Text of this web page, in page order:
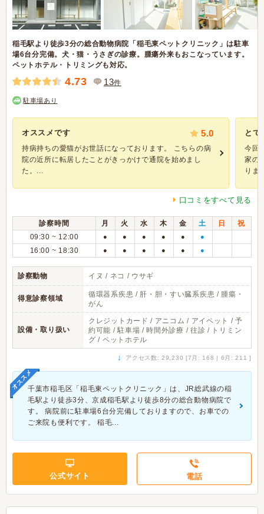
稲毛駅より徒歩3分の総合動物病院「稲毛東ペットクリニック」は駐車
場6台分完備。犬・猫・うさぎの診療。腫瘍外来もおこなっています。
ペットホテル・トリミングも対応。
4.73 13件
駐車場あり
オススメです 5.0
持病持ちの愛猫がお世話になっております。 こちらの病
院の近所に転居したことがきっかけで通院を始めまし
た。...
とて
今回
家の
りま
口コミをすべて見る
診察時間 月 火 水 木 金 土 日
祝
09:30 ~ 12:00
● ● ● ● ● ●
16:00 ~ 18:30 ● ● ● ● ● ●
診察動物 イヌ / ネコ / ウサギ
得意診察領域
循環器系疾患 / 肝・胆・すい臓系疾患 / 腫瘍・
がん
設備・取り扱い
クレジットカード / アニコム / アイペット / 予
約可能 / 駐車場 / 時間外診療 / 往診 / トリミン
グ / ペットホテル
↓ アクセス数: 29,230 [7月: 168 | 6月: 211 ]
オススメ千葉市稲毛区「稲毛東ペットクリニック」は、JR総武線の稲
毛駅より徒歩3分、京成稲毛駅より徒歩8分の総合動物病院で
す。 病院前に駐車場6台分完備しておりますので、お車での
ご来院も便利です。 稲毛...
公式サイト 電話